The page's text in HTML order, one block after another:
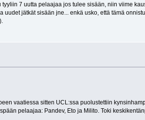
7 uutta pelaajaa jos tulee sisään, niin viime
jätkät sisään jne... enkä usko, että tämä
vaatiessa sitten UCL:ssa puolustettiin
pelaajaa: Pandev, Eto ja Milito. Toki